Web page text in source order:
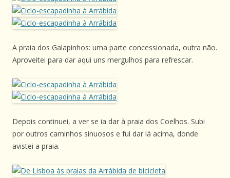
A praia dos Galapinhos: uma parte concessionada, outra não.
Aproveitei para dar aqui uns mergulhos para refrescar.
Depois continuei, a ver se ia dar à praia dos Coelhos. Subi
por outros caminhos sinuosos e fui dar lá acima, donde
avistei a praia.